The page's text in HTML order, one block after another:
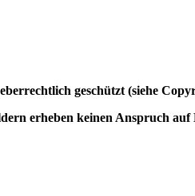
geschützt (siehe
erheben keinen Anspruch